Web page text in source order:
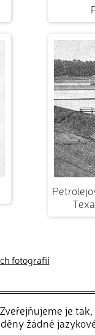
fotografií
Zveřejňujeme je
žádné